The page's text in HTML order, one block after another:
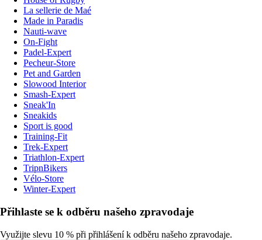
La sellerie de Maé
Made in Paradis
Nauti-wave
On-Fight
Padel-Expert
Pecheur-Store
Pet and Garden
Slowood Interior
Smash-Expert
Sneak'In
Sneakids
Sport is good
Training-Fit
Trek-Expert
Triathlon-Expert
TripnBikers
Vélo-Store
Winter-Expert
Přihlaste se k odběru našeho zpravodaje
Využijte slevu 10 % při přihlášení k odběru našeho zpravodaje.